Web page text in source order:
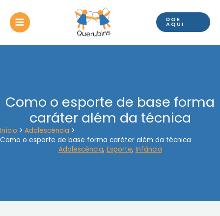
para
conteúdo
DOE
AQUI
Como o esporte de base forma
caráter além da técnica
Início
Adolescência
Como o esporte de base forma caráter além da técnica
Adolescência, Esporte, Infância